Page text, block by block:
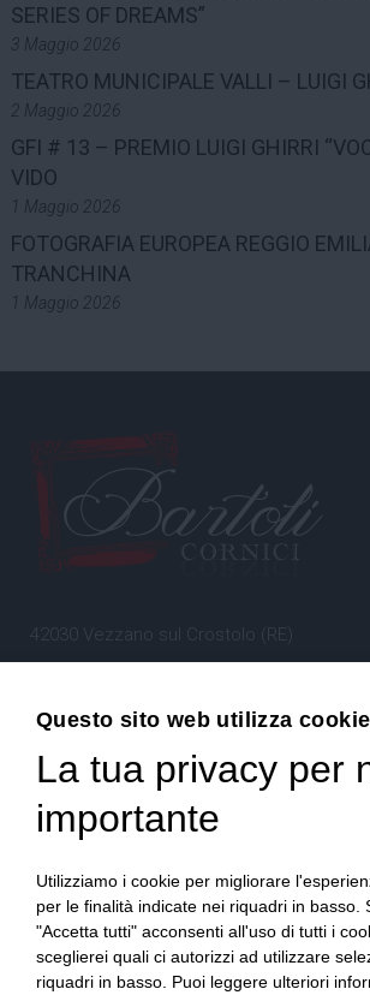
SERIES OF DREAMS”
3 Maggio 2026
TEATRO MUNICIPALE VALLI – LUIGI
2 Maggio 2026
GFI # 13 – PREMIO LUIGI GHIRRI
VIDO
1 Maggio 2026
FOTOGRAFIA EUROPEA REGGIO
TRANCHINA
1 Maggio 2026
42030 Vezzano sul Crostolo (RE)
Tel.
Stefano Bartoli – P.Iva00764300356
Home Progetto News
Questo sito web utilizza cookie
La tua privacy per
importante
Utilizziamo i cookie per migliorare
per le finalità indicate nei riquadri in basso.
"Accetta tutti" acconsenti all'uso di tutti i
sceglierei quali ci autorizzi ad utilizzare
riquadri in basso. Puoi leggere ulteriori